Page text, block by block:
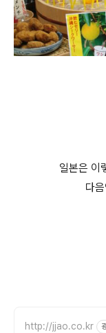
일본은 이
다
http://jjao.co.kr